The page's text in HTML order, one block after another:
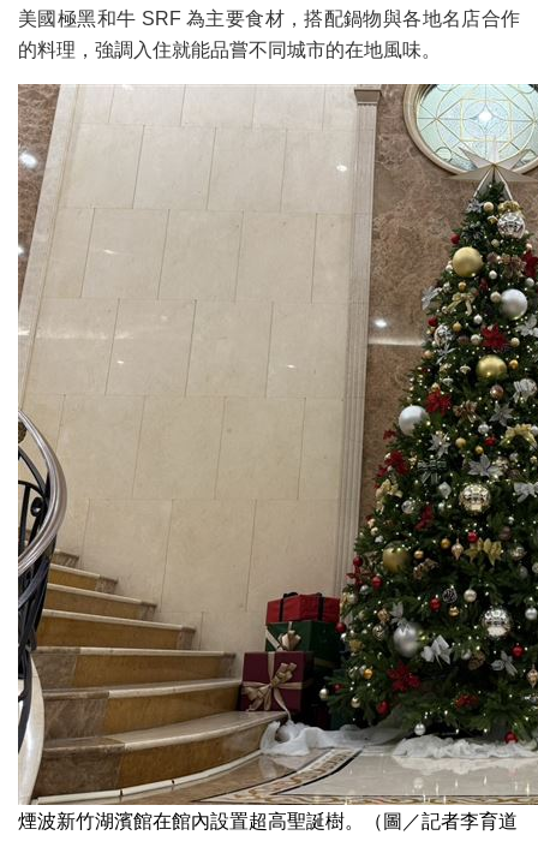
美國極黑和牛 SRF 為主要食材，搭配鍋物與各地名店合作
的料理，強調入住就能品嘗不同城市的在地風味。
煙波新竹湖濱館在館內設置超高聖誕樹。（圖／記者李育道